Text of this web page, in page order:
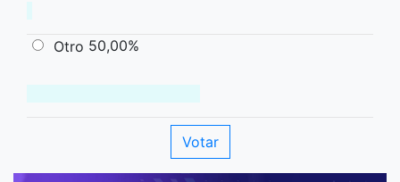
Otro 50,00%